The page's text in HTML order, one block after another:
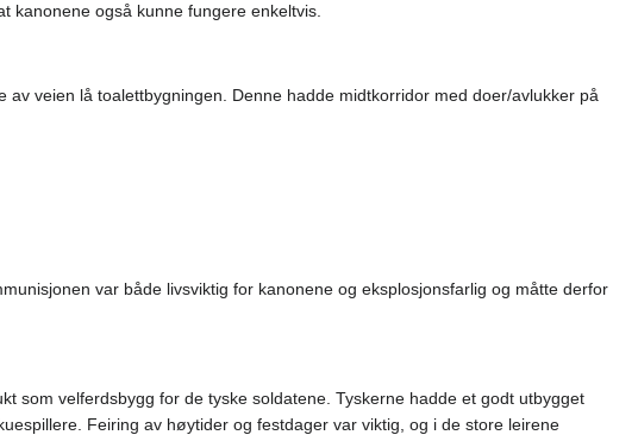
kanonene også kunne fungere enkeltvis.
veien lå toalettbygningen. Denne hadde midtkorridor med doer/avlukker på
var både livsviktig for kanonene og eksplosjonsfarlig og måtte derfor
som velferdsbygg for de tyske soldatene. Tyskerne hadde et godt utbygget
Feiring av høytider og festdager var viktig, og i de store leirene